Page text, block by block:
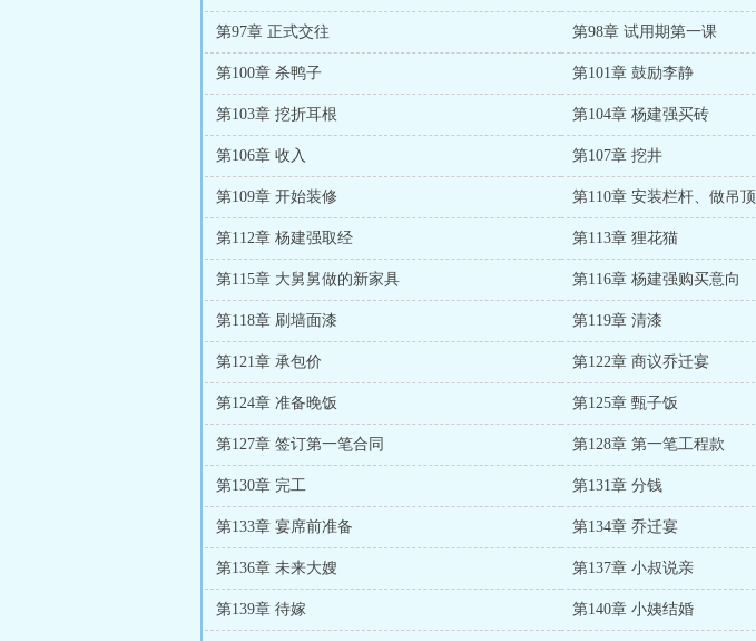
第97章 正式交往 第98章 试用期第一课
第100章 杀鸭子 第101章 鼓励李静
第103章 挖折耳根 第104章 杨建强买砖
第106章 收入 第107章 挖井
第109章 开始装修 第110章 安装栏杆、做吊顶
第112章 杨建强取经 第113章 狸花猫
第115章 大舅舅做的新家具 第116章 杨建强购买意向
第118章 刷墙面漆 第119章 清漆
第121章 承包价 第122章 商议乔迁宴
第124章 准备晚饭 第125章 甄子饭
第127章 签订第一笔合同 第128章 第一笔工程款
第130章 完工 第131章 分钱
第133章 宴席前准备 第134章 乔迁宴
第136章 未来大嫂 第137章 小叔说亲
第139章 待嫁 第140章 小姨结婚